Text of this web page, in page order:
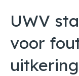
UWV
voor